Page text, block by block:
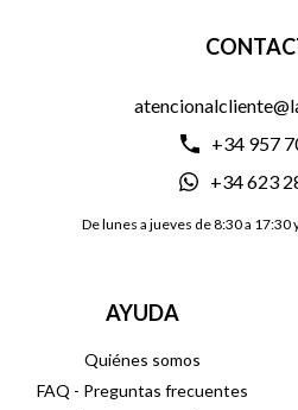
+34 957
+34 623
De lunes a jueves de 8:30 a 17:30
AYUDA
Quiénes somos
FAQ - Preguntas frecuentes